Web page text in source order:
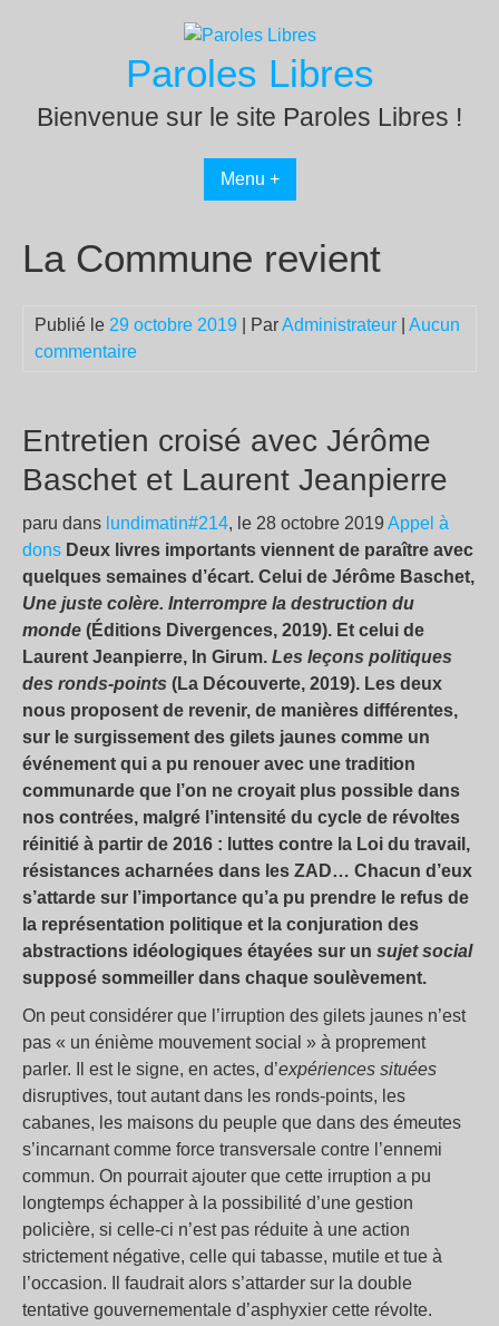
Paroles Libres
Bienvenue sur le site Paroles Libres !
Menu +
La Commune revient
Publié le 29 octobre 2019 | ParAdministrateur
Aucun
commentaire
Entretien croisé avec Jérôme
Baschet et Laurent Jeanpierre
paru dans lundimatin#214, le 28 octobre 2019 Appel à
dons Deux livres importants viennent de paraître avec
quelques semaines d’écart. Celui de Jérôme Baschet,
Une juste colère. Interrompre la destruction du
monde (Éditions Divergences, 2019). Et celui de
Laurent Jeanpierre, In Girum. Les leçons politiques
des ronds-points (La Découverte, 2019). Les deux
nous proposent de revenir, de manières différentes,
sur le surgissement des gilets jaunes comme un
événement qui a pu renouer avec une tradition
communarde que l’on ne croyait plus possible dans
nos contrées, malgré l’intensité du cycle de révoltes
réinitié à partir de 2016 : luttes contre la Loi du travail,
résistances acharnées dans les ZAD… Chacun d’eux
s’attarde sur l’importance qu’a pu prendre le refus de
la représentation politique et la conjuration des
abstractions idéologiques étayées sur un sujet social
supposé sommeiller dans chaque soulèvement.
On peut considérer que l’irruption des gilets jaunes n’est
pas « un énième mouvement social » à proprement
parler. Il est le signe, en actes, d’expériences situées
disruptives, tout autant dans les ronds-points, les
cabanes, les maisons du peuple que dans des émeutes
s’incarnant comme force transversale contre l’ennemi
commun. On pourrait ajouter que cette irruption a pu
longtemps échapper à la possibilité d’une gestion
policière, si celle-ci n’est pas réduite à une action
strictement négative, celle qui tabasse, mutile et tue à
l’occasion. Il faudrait alors s’attarder sur la double
tentative gouvernementale d’asphyxier cette révolte.